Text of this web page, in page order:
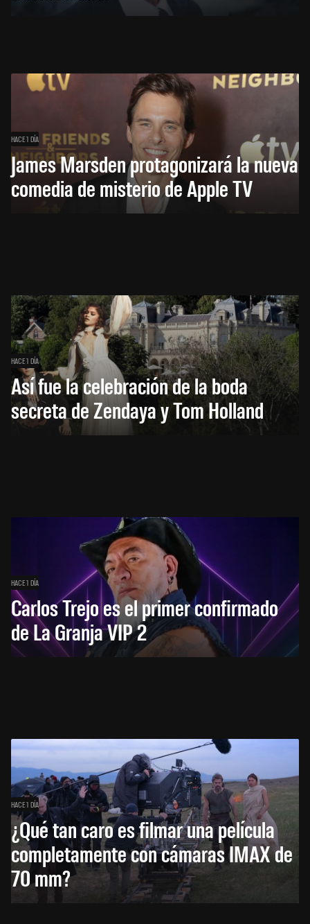
HACE 1 DÍA
James Marsden protagonizará la nueva
comedia de misterio de Apple TV
HACE 1 DÍA
Así fue la celebración de la boda
secreta de Zendaya y Tom Holland
HACE 1 DÍA
Carlos Trejo es el primer confirmado
de La Granja VIP 2
HACE 1 DÍA
¿Qué tan caro es filmar una película
completamente con cámaras IMAX de
70 mm?